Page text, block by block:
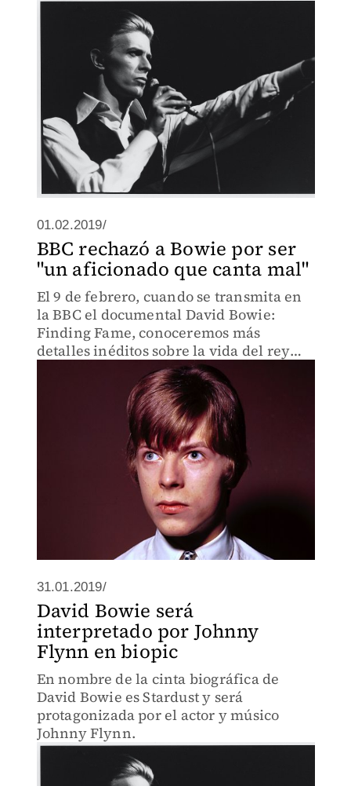
01.02.2019/
BBC rechazó a Bowie por ser
"un aficionado que canta mal"
El 9 de febrero, cuando se transmita en
la BBC el documental David Bowie:
Finding Fame, conoceremos más
detalles inéditos sobre la vida del rey
31.01.2019/
David Bowie será
interpretado por Johnny
Flynn en biopic
En nombre de la cinta biográfica de
David Bowie es Stardust y será
protagonizada por el actor y músico
Johnny Flynn.